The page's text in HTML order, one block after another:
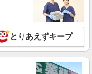
とりあえずキープ